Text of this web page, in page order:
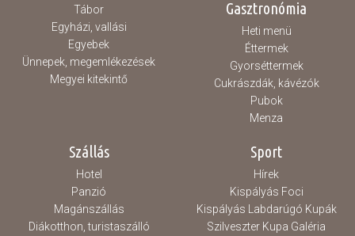
Tábor
Egyházi, vallási
Egyebek
Ünnepek, megemlékezések
Megyei kitekintő
Gasztronómia
Heti menü
Éttermek
Gyorséttermek
Cukrászdák, kávézók
Pubok
Menza
Szállás
Hotel
Panzió
Magánszállás
Diákotthon, turistaszálló
Sport
Hírek
Kispályás Foci
Kispályás Labdarúgó Kupák
Szilveszter Kupa Galéria